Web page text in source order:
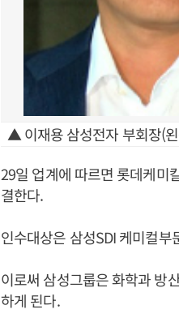
▲ 이재용 삼성전자 부회장(
29일 업계에 따르면 롯데케미
결한다.
인수대상은 삼성SDI 케미컬
이로써 삼성그룹은 화학과 방
하게 된다.